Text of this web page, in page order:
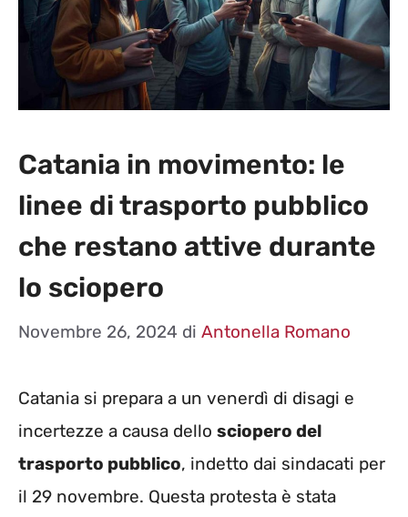
Catania in movimento: le
linee di trasporto pubblico
che restano attive durante
lo sciopero
Novembre 26, 2024 di Antonella Romano
Catania si prepara a un venerdì di disagi e
incertezze a causa dello sciopero del
trasporto pubblico, indetto dai sindacati per
il 29 novembre. Questa protesta è stata